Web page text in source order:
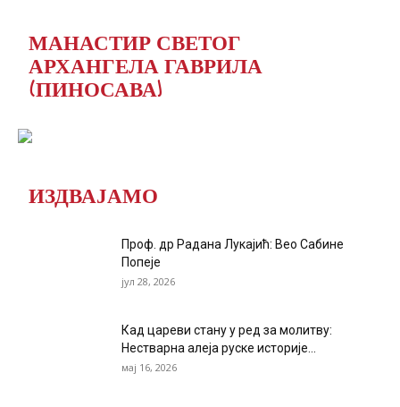
МАНАСТИР СВЕТОГ
АРХАНГЕЛА ГАВРИЛА
(ПИНОСАВА)
ИЗДВАЈАМО
Проф. др Радана Лукајић: Вео Сабине
Попеје
јул 28, 2026
Кад цареви стану у ред за молитву:
Нестварна алеја руске историје...
мај 16, 2026